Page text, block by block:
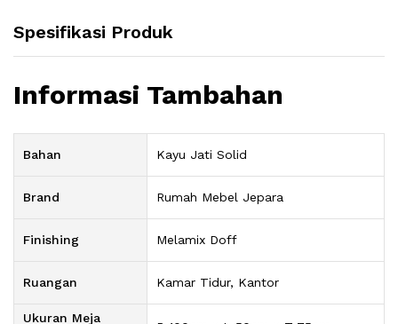
Spesifikasi Produk
Informasi Tambahan
Bahan Kayu Jati Solid
Brand Rumah Mebel Jepara
Finishing Melamix Doff
Ruangan Kamar Tidur, Kantor
Ukuran Meja